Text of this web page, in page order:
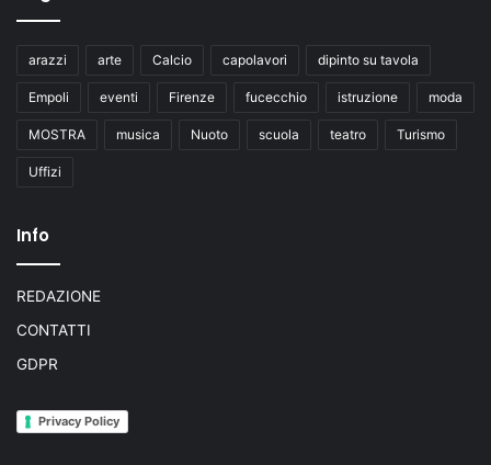
arazzi arte Calcio capolavori dipinto su tavola
Empoli eventi Firenze fucecchio istruzione moda
MOSTRA musica Nuoto scuola teatro Turismo
Uffizi
Info
REDAZIONE
CONTATTI
GDPR
Privacy Policy